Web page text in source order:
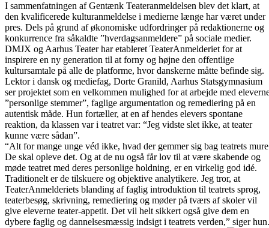
I sammenfatningen af Gentænk Teateranmeldelsen blev det klart, at
den kvalificerede kulturanmeldelse i medierne længe har været under
pres. Dels på grund af økonomiske udfordringer på redaktionerne og
konkurrence fra såkaldte ”hverdagsanmeldere” på sociale medier.
DMJX og Aarhus Teater har etableret TeaterAnmelderiet for at
inspirere en ny generation til at forny og højne den offentlige
kultursamtale på alle de platforme, hvor danskerne måtte befinde sig.
Lektor i dansk og mediefag, Dorte Granild, Aarhus Statsgymnasium
ser projektet som en velkommen mulighed for at arbejde med
”personlige stemmer”, faglige argumentation og remediering på en
autentisk måde. Hun fortæller, at en af hendes elevers spontane
reaktion, da klassen var i teatret var: “Jeg vidste slet ikke, at teater
kunne være sådan”.
“Alt for mange unge véd ikke, hvad der gemmer sig bag teatrets
De skal opleve det. Og at de nu også får lov til at være skabende og
møde teatret med deres personlige holdning, er en virkelig god idé.
Traditionelt er de tilskuere og objektive analytikere. Jeg tror, at
TeaterAnmelderiets blanding af faglig introduktion til teatrets sprog,
teaterbesøg, skrivning, remediering og møder på tværs af skoler vil
give eleverne teater-appetit. Det vil helt sikkert også give dem en
dybere faglig og dannelsesmæssig indsigt i teatrets verden,” siger hun.